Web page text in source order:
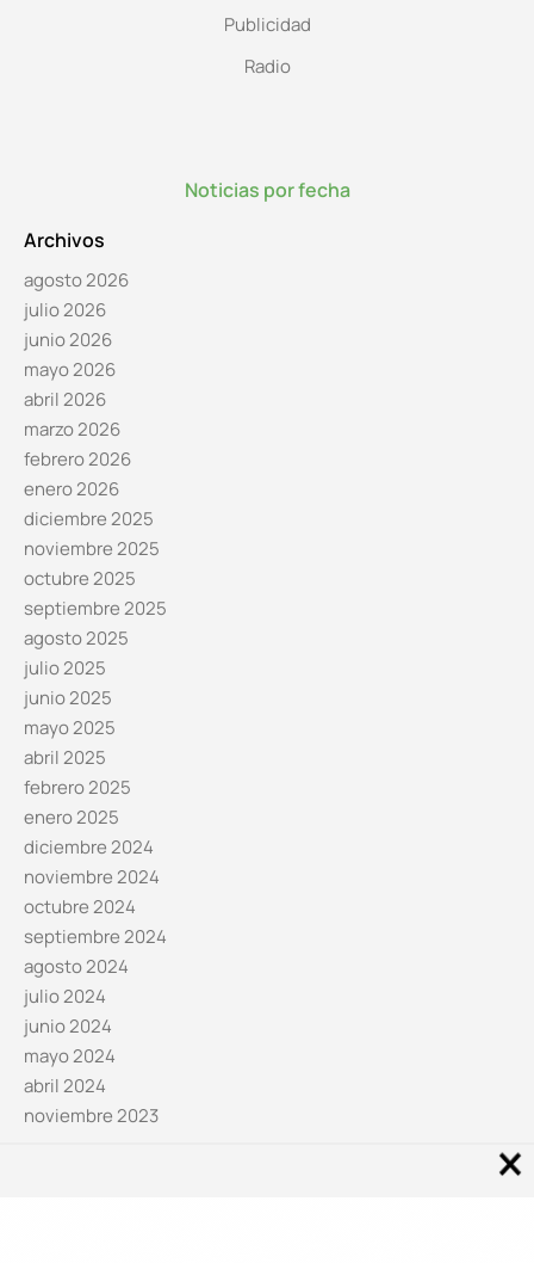
Publicidad
Radio
Noticias por fecha
Archivos
agosto 2026
julio 2026
junio 2026
mayo 2026
abril 2026
marzo 2026
febrero 2026
enero 2026
diciembre 2025
noviembre 2025
octubre 2025
septiembre 2025
agosto 2025
julio 2025
junio 2025
mayo 2025
abril 2025
febrero 2025
enero 2025
diciembre 2024
noviembre 2024
octubre 2024
septiembre 2024
agosto 2024
julio 2024
junio 2024
mayo 2024
abril 2024
noviembre 2023